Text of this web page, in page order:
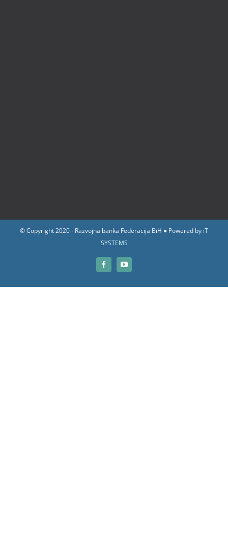
© Copyright 2020 - Razvojna banka Federacija BiH ● Powered by iT
SYSTEMS
FacebookYouTube